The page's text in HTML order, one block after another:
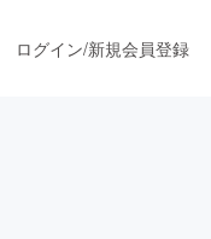
ログイン/新規会員登録